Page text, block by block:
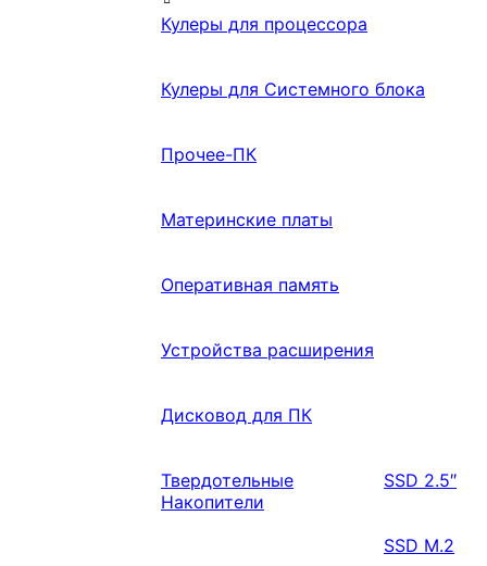
Кулеры для процессора
Кулеры для Системного блока
Прочее-ПК
Материнские платы
Оперативная память
Устройства расширения
Дисковод для ПК
Твердотельные
Накопители
SSD 2.5″
SSD M.2